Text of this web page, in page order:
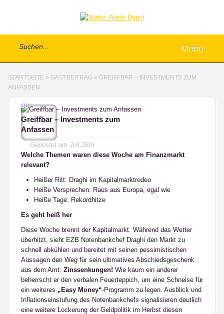
Menü
STARTSEITE » GASTBEITRAG » GREIFFBAR – INVESTMENTS ZUM
ANFASSEN
36
Greiffbar – Investments zum
Anfassen
Gepostet am Juli 26th
Welche Themen waren diese Woche am Finanzmarkt
relevant?
Heißer Ritt: Draghi im Kapitalmarktrodeo
Heiße Versprechen: Raus aus Europa, egal wie
Heiße Tage: Rekordhitze
Es geht heiß her
Diese Woche brennt der Kapitalmarkt. Während das Wetter
überhitzt, sieht EZB Notenbankchef Draghi den Markt zu
schnell abkühlen und bereitet mit seinen pessimistischen
Aussagen den Weg für sein ultimatives Abschiedsgeschenk
aus dem Amt: Zinssenkungen! Wie kaum ein anderer
beherrscht er den verbalen Feuerteppich, um eine Schneise für
ein weiteres „Easy Money“-Programm zu legen. Ausblick und
Inflationseinstufung des Notenbankchefs signalisieren deutlich
eine weitere Lockerung der Geldpolitik im Herbst diesen